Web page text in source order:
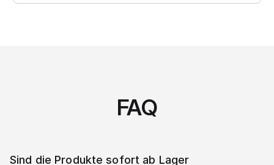
FAQ
Sind die Produkte sofort ab Lager